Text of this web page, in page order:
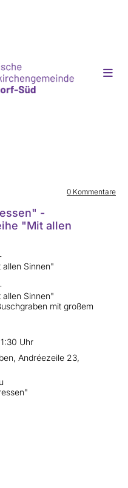
0 Kommentare
-
"Mit allen
Sinnen"
Sinnen"
Uhr
Andréezeile 23,